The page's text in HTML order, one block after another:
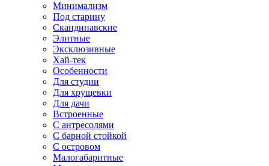
Минимализм
Под старину
Скандинавские
Элитные
Эксклюзивные
Хай-тек
Особенности
Для студии
Для хрущевки
Для дачи
Встроенные
С антресолями
С барной стойкой
С островом
Малогабаритные